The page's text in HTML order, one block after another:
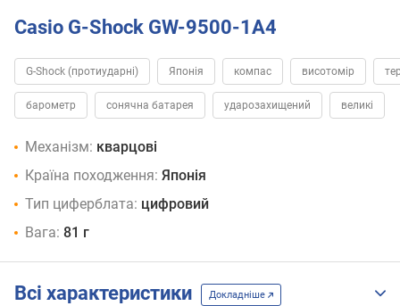
Casio G-Shock GW-9500-1A4
G-Shock (протиударні) Японія компас висотомір
барометр сонячна батарея ударозахищений великі
Механізм: кварцові
Країна походження: Японія
Тип циферблата: цифровий
Вага: 81 г
Всі характеристики Докладніше